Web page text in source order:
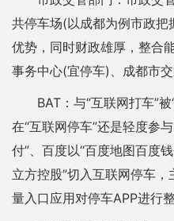
共停车场(以成都为例市政
优势，同时财政雄厚，整合
事务中心(宜停车)、成都市交
BAT：与“互联网打车”
在“互联网停车”还是轻度参
付”、百度以“百度地图百度
立方控股”切入互联网停车
量入口应用对停车APP进行整